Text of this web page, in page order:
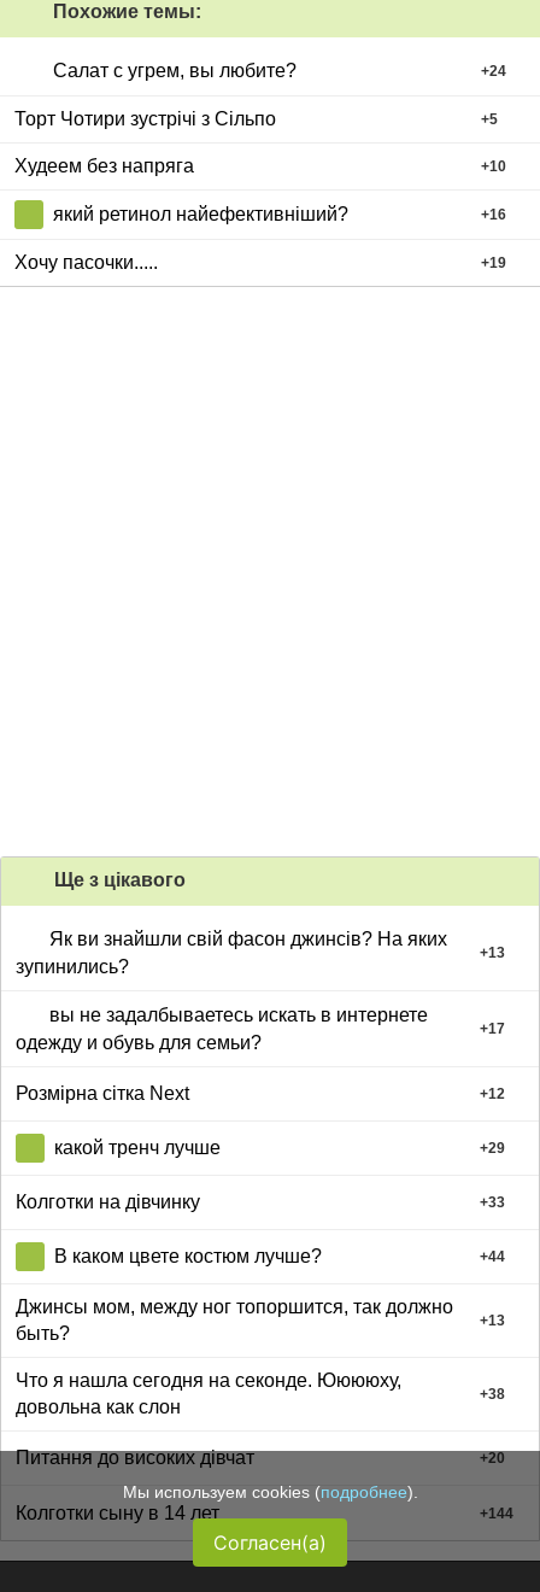
Похожие темы:
Салат с угрем, вы любите? +24
Торт Чотири зустрічі з Сільпо +5
Худеем без напряга +10
який ретинол найефективніший? +16
Хочу пасочки..... +19
Ще з цiкавого
Як ви знайшли свій фасон джинсів? На яких
зупинились?
+13
вы не задалбываетесь искать в интернете
одежду и обувь для семьи?
+17
Розмірна сітка Next +12
какой тренч лучше +29
Колготки на дівчинку +33
В каком цвете костюм лучше? +44
Джинсы мом, между ног топоршится, так должно
быть?
+13
Что я нашла сегодня на секонде. Ююююху,
довольна как слон
+38
Питання до високих дівчат +20
Колготки сыну в 14 лет +144
Мы используем cookies (подробнее).
Согласен(а)